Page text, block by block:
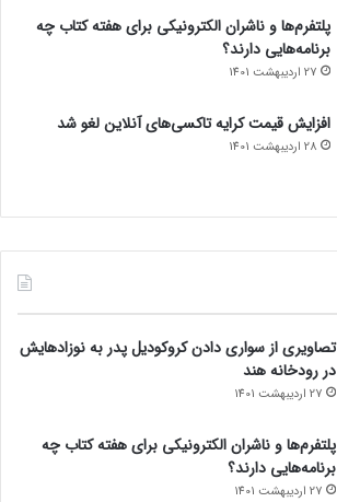
پلتفرم‌ها و ناشران الکترونیکی برای هفته کتاب چه
برنامه‌هایی دارند؟
27 اردیبهشت 1401
افزایش قیمت کرایه تاکسی‌های آنلاین لغو شد
28 اردیبهشت 1401
تصاویری از سواری دادن کروکودیل پدر به نوزادهایش
در رودخانه هند
27 اردیبهشت 1401
پلتفرم‌ها و ناشران الکترونیکی برای هفته کتاب چه
برنامه‌هایی دارند؟
27 اردیبهشت 1401